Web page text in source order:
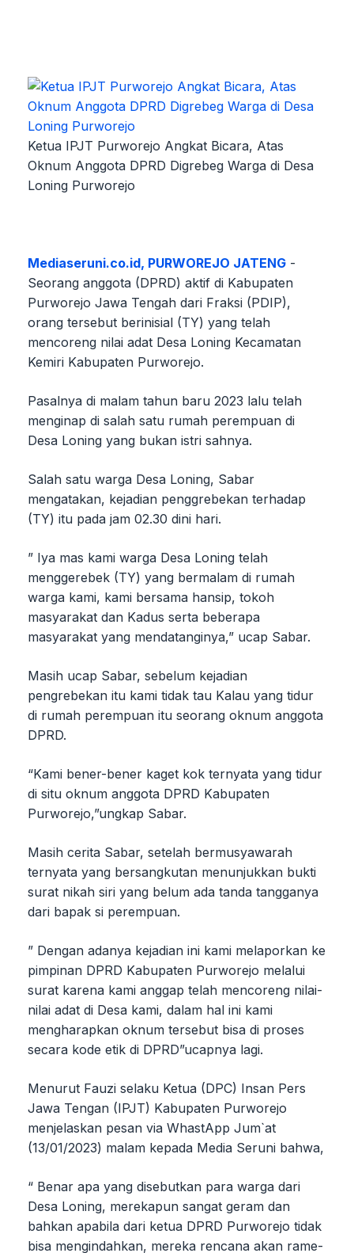
Ketua IPJT Purworejo Angkat Bicara, Atas
Oknum Anggota DPRD Digrebeg Warga di Desa
Loning Purworejo
Mediaseruni.co.id, PURWOREJO JATENG -
Seorang anggota (DPRD) aktif di Kabupaten
Purworejo Jawa Tengah dari Fraksi (PDIP),
orang tersebut berinisial (TY) yang telah
mencoreng nilai adat Desa Loning Kecamatan
Kemiri Kabupaten Purworejo.
Pasalnya di malam tahun baru 2023 lalu telah
menginap di salah satu rumah perempuan di
Desa Loning yang bukan istri sahnya.
Salah satu warga Desa Loning, Sabar
mengatakan, kejadian penggrebekan terhadap
(TY) itu pada jam 02.30 dini hari.
” Iya mas kami warga Desa Loning telah
menggerebek (TY) yang bermalam di rumah
warga kami, kami bersama hansip, tokoh
masyarakat dan Kadus serta beberapa
masyarakat yang mendatanginya,” ucap Sabar.
Masih ucap Sabar, sebelum kejadian
pengrebekan itu kami tidak tau Kalau yang tidur
di rumah perempuan itu seorang oknum anggota
DPRD.
“Kami bener-bener kaget kok ternyata yang tidur
di situ oknum anggota DPRD Kabupaten
Purworejo,”ungkap Sabar.
Masih cerita Sabar, setelah bermusyawarah
ternyata yang bersangkutan menunjukkan bukti
surat nikah siri yang belum ada tanda tangganya
dari bapak si perempuan.
” Dengan adanya kejadian ini kami melaporkan ke
pimpinan DPRD Kabupaten Purworejo melalui
surat karena kami anggap telah mencoreng nilai-
nilai adat di Desa kami, dalam hal ini kami
mengharapkan oknum tersebut bisa di proses
secara kode etik di DPRD”ucapnya lagi.
Menurut Fauzi selaku Ketua (DPC) Insan Pers
Jawa Tengan (IPJT) Kabupaten Purworejo
menjelaskan pesan via WhastApp Jum`at
(13/01/2023) malam kepada Media Seruni bahwa,
“ Benar apa yang disebutkan para warga dari
Desa Loning, merekapun sangat geram dan
bahkan apabila dari ketua DPRD Purworejo tidak
bisa mengindahkan, mereka rencana akan rame-